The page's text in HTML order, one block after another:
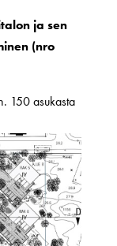
ja sen
(nro
150 asukasta